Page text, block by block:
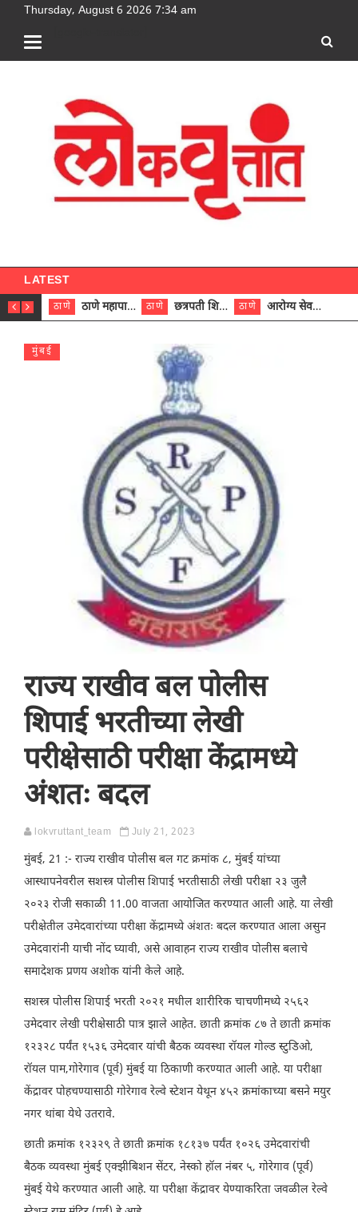
Thursday, August 6 2026 7:34 am
LATEST
ठाणे ठाणे महापालिकेच्या नऊ प्रभाग समित्यांवर अध्यक्ष विराजमान ठाणे छत्रपती शिवाजी महाराज रुग्णालयात दुर्मिळ ट्युमरची यशस्वी शस्त्रक्रिया ठाणे आरोग्य सेवक (पुरुष) पदावरून ११ कर्मचाऱ्यांना आरोग्य सहाय्यक (पुरुष) पदावर पदोन्नती; मुख्य कार्यकारी अधिकारी रणजित यादव यांच्या हस्ते आदेश वितरण
मुंबई
राज्य राखीव बल पोलीस
शिपाई भरतीच्या लेखी
परीक्षेसाठी परीक्षा केंद्रामध्ये
अंशतः बदल
lokvruttant_team July 21, 2023
मुंबई, 21 :- राज्य राखीव पोलीस बल गट क्रमांक ८, मुंबई यांच्या
आस्थापनेवरील सशस्त्र पोलीस शिपाई भरतीसाठी लेखी परीक्षा २३ जुलै
२०२३ रोजी सकाळी 11.00 वाजता आयोजित करण्यात आली आहे. या लेखी
परीक्षेतील उमेदवारांच्या परीक्षा केंद्रामध्ये अंशतः बदल करण्यात आला असुन
उमेदवारांनी याची नोंद घ्यावी, असे आवाहन राज्य राखीव पोलीस बलाचे
समादेशक प्रणय अशोक यांनी केले आहे.
सशस्त्र पोलीस शिपाई भरती २०२१ मधील शारीरिक चाचणीमध्ये २५६२
उमेदवार लेखी परीक्षेसाठी पात्र झाले आहेत. छाती क्रमांक ८७ ते छाती क्रमांक
१२३२८ पर्यंत १५३६ उमेदवार यांची बैठक व्यवस्था रॉयल गोल्ड स्टुडिओ,
रॉयल पाम,गोरेगाव (पूर्व) मुंबई या ठिकाणी करण्यात आली आहे. या परीक्षा
केंद्रावर पोहचण्यासाठी गोरेगाव रेल्वे स्टेशन येथून ४५२ क्रमांकाच्या बसने मयुर
नगर थांबा येथे उतरावे.
छाती क्रमांक १२३२९ ते छाती क्रमांक १८१३७ पर्यंत १०२६ उमेदवारांची
बैठक व्यवस्था मुंबई एक्झीबिशन सेंटर, नेस्को हॉल नंबर ५, गोरेगाव (पूर्व)
मुंबई येथे करण्यात आली आहे. या परीक्षा केंद्रावर येण्याकरिता जवळील रेल्वे